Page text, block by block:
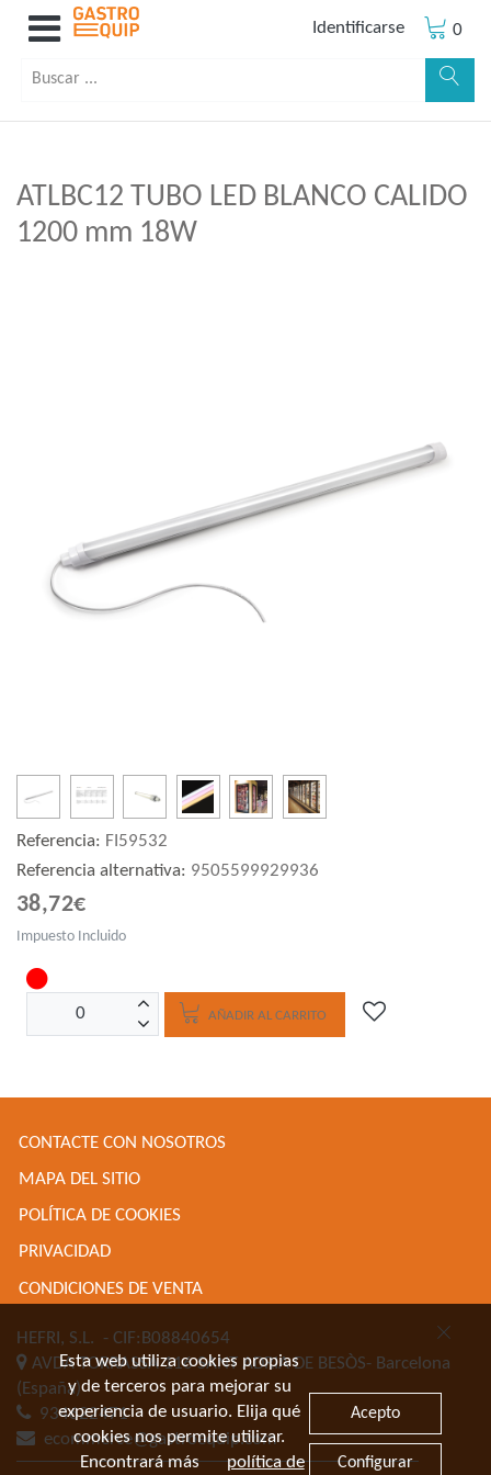
Identificarse 0
ATLBC12 TUBO LED BLANCO CALIDO
1200 mm 18W
Referencia: FI59532
Referencia alternativa: 9505599929936
38,72€
Impuesto Incluido
AÑADIR AL CARRITO
CONTACTE CON NOSOTROS
MAPA DEL SITIO
POLÍTICA DE COOKIES
PRIVACIDAD
CONDICIONES DE VENTA
HEFRI, S.L. - CIF:B08840654
AVDA TORRASSA 116SANT ADRIA DE BESÒS- Barcelona
(España)
934622471
ecommerce@gastroequip.com
Esta web utiliza cookies propias
y de terceros para mejorar su
experiencia de usuario. Elija qué
cookies nos permite utilizar.
Encontrará más
política de
Acepto
Configurar